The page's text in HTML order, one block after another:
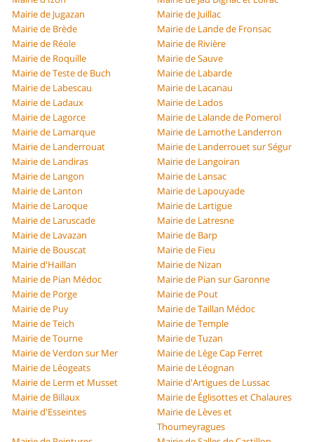
Mairie de Jugazan
Mairie de Juillac
Mairie de Brède
Mairie de Lande de Fronsac
Mairie de Réole
Mairie de Rivière
Mairie de Roquille
Mairie de Sauve
Mairie de Teste de Buch
Mairie de Labarde
Mairie de Labescau
Mairie de Lacanau
Mairie de Ladaux
Mairie de Lados
Mairie de Lagorce
Mairie de Lalande de Pomerol
Mairie de Lamarque
Mairie de Lamothe Landerron
Mairie de Landerrouat
Mairie de Landerrouet sur Ségur
Mairie de Landiras
Mairie de Langoiran
Mairie de Langon
Mairie de Lansac
Mairie de Lanton
Mairie de Lapouyade
Mairie de Laroque
Mairie de Lartigue
Mairie de Laruscade
Mairie de Latresne
Mairie de Lavazan
Mairie de Barp
Mairie de Bouscat
Mairie de Fieu
Mairie d'Haillan
Mairie de Nizan
Mairie de Pian Médoc
Mairie de Pian sur Garonne
Mairie de Porge
Mairie de Pout
Mairie de Puy
Mairie de Taillan Médoc
Mairie de Teich
Mairie de Temple
Mairie de Tourne
Mairie de Tuzan
Mairie de Verdon sur Mer
Mairie de Lège Cap Ferret
Mairie de Léogeats
Mairie de Léognan
Mairie de Lerm et Musset
Mairie d'Artigues de Lussac
Mairie de Billaux
Mairie de Églisottes et Chalaures
Mairie d'Esseintes
Mairie de Lèves et
Thoumeyragues